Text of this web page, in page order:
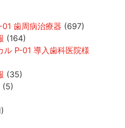
歯周病治療器 (697)
(164)
ル P-01 導入歯科医院様
(35)
(5)